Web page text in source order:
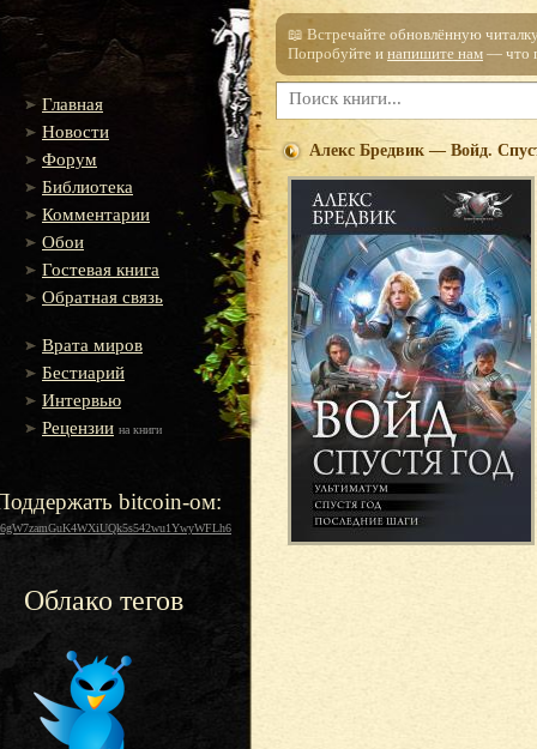
Главная
Новости
Форум
Библиотека
Комментарии
Обои
Гостевая книга
Обратная связь
Врата миров
Бестиарий
Интервью
Рецензии на книги
bitcoin-ом:
Облако тегов
📖 Встречайте обновлённую
Попробуйте и напишите нам — что
Алекс Бредвик — Войд.